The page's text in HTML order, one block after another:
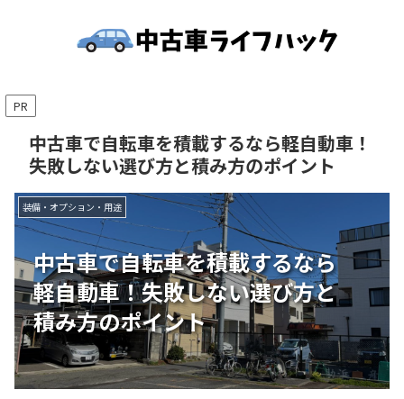
PR
中古車で自転車を積載するなら軽自動車！
失敗しない選び方と積み方のポイント
中古車で自転車を積載するなら
軽自動車！失敗しない選び方と
積み方のポイント
装備・オプション・用途